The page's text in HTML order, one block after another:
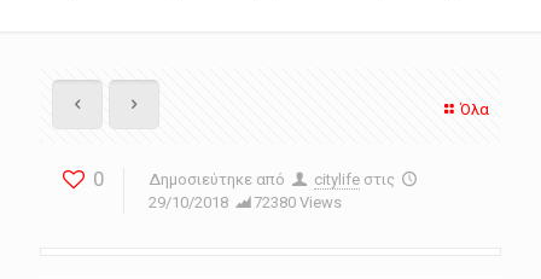
Όλα
0 Δημοσιεύτηκε από citylife στις
29/10/2018
72380 Views